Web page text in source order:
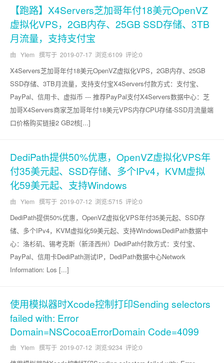
【跑路】X4Servers芝加哥年付18美元OpenVZ
虚拟化VPS，2GB内存、25GB SSD存储、3TB
月流量，支持支付宝
由 YIem 撰写于 2019-07-17 浏览:6109 评论:0
X4Servers芝加哥年付18美元OpenVZ虚拟化VPS，2GB内存、25GB
SSD存储、3TB月流量，支持支付宝X4Servers付款方式：支付宝、
PayPal、信用卡、虚拟币 --- 推荐PayPal支付X4Servers数据中心：芝
加哥X4Servers商家芝加哥年付18美元VPS内存CPU存储-SSD月流量端
口价格购买链接2 GB2核[...]
DediPath提供50%优惠，OpenVZ虚拟化VPS年
付35美元起、SSD存储、多个IPv4，KVM虚拟
化59美元起、支持Windows
由 YIem 撰写于 2019-07-12 浏览:5715 评论:0
DediPath提供50%优惠，OpenVZ虚拟化VPS年付35美元起、SSD存
储、多个IPv4，KVM虚拟化59美元起、支持WindowsDediPath数据中
心：洛杉矶、锡考克斯（新泽西州）DediPath付款方式：支付宝、
PayPal、信用卡DediPath测试IP，DediPath数据中心Network
Information: Los [...]
使用模拟器时Xcode控制打印Sending selectors
failed with: Error
Domain=NSCocoaErrorDomain Code=4099
由 YIem 撰写于 2019-07-12 浏览:9234 评论:0